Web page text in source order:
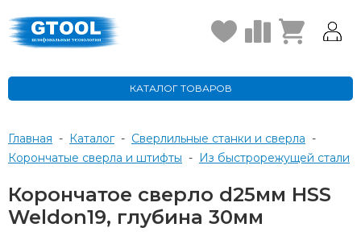
КАТАЛОГ ТОВАРОВ
Главная - Каталог - Сверлильные станки и сверла -
Корончатые сверла и штифты - из быстрорежущей стали
Корончатое сверло d25мм HSS
Weldon19, глубина 30мм